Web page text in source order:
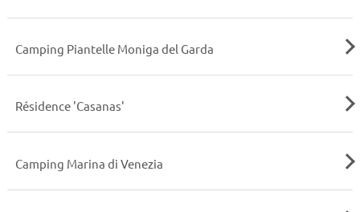
Camping Piantelle Moniga del Garda
Résidence 'Casanas'
Camping Marina di Venezia